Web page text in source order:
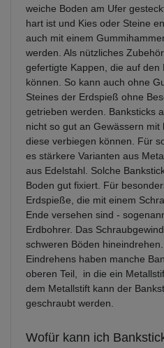
weiche Boden am Ufer
hart ist und Kies oder Steine
auch mit einem
werden. Als nützliches
gefertigte Kappen, die auf den
können. So kann auch ohne
Steines der Erdspieß ohne
getrieben werden. Banksticks
nicht so gut an Gewässern
diese verbiegen können. Für
es stärkere Varianten aus
aus Edelstahl. Solche
Boden gut fixiert. Für
Erdspieße, die mit einem
Ende versehen sind -
Erdbohrer. Das
schweren Böden
Eindrehens haben manche
oberen Teil, in die ein
dem Metallstift kann der
geschraubt werden.
Wofür kann ich